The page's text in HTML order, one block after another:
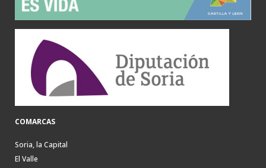
COMARCAS
Soria, la Capital
El Valle